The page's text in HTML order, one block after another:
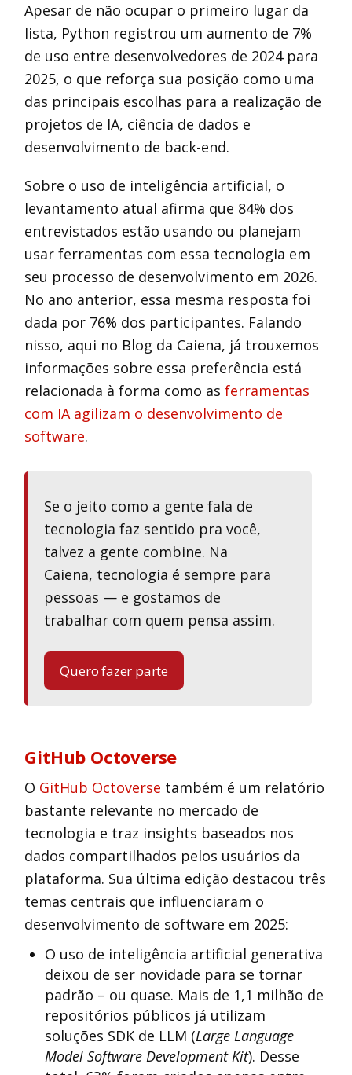
Apesar de não ocupar o primeiro lugar da
lista, Python registrou um aumento de 7%
de uso entre desenvolvedores de 2024 para
2025, o que reforça sua posição como uma
das principais escolhas para a realização de
projetos de IA, ciência de dados e
desenvolvimento de back-end.
Sobre o uso de inteligência artificial, o
levantamento atual afirma que 84% dos
entrevistados estão usando ou planejam
usar ferramentas com essa tecnologia em
seu processo de desenvolvimento em 2026.
No ano anterior, essa mesma resposta foi
dada por 76% dos participantes. Falando
nisso, aqui no Blog da Caiena, já trouxemos
informações sobre essa preferência está
relacionada à forma como asferramentas
com IA agilizam o desenvolvimento de
software.
Se o jeito como a gente fala de
tecnologia faz sentido pra você,
talvez a gente combine. Na
Caiena, tecnologia é sempre para
pessoas — e gostamos de
trabalhar com quem pensa assim.
Quero fazer parte
GitHub Octoverse
O GitHub Octoverse também é um relatório
bastante relevante no mercado de
tecnologia e traz insights baseados nos
dados compartilhados pelos usuários da
plataforma. Sua última edição destacou três
temas centrais que influenciaram o
desenvolvimento de software em 2025:
O uso de inteligência artificial generativa
deixou de ser novidade para se tornar
padrão – ou quase. Mais de 1,1 milhão de
repositórios públicos já utilizam
soluções SDK de LLM (Large Language
Model Software Development Kit). Desse